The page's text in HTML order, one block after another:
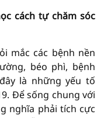
cách tự chăm sóc
mắc các bệnh nền
béo phì, bệnh
là những yếu tố
Để sống chung với
nghĩa phải tích cực